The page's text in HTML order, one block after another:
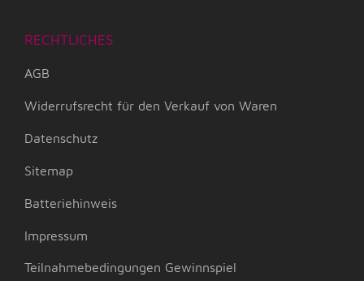
RECHTLICHES
AGB
Widerrufsrecht für den Verkauf von Waren
Datenschutz
Sitemap
Batteriehinweis
Impressum
Teilnahmebedingungen Gewinnspiel